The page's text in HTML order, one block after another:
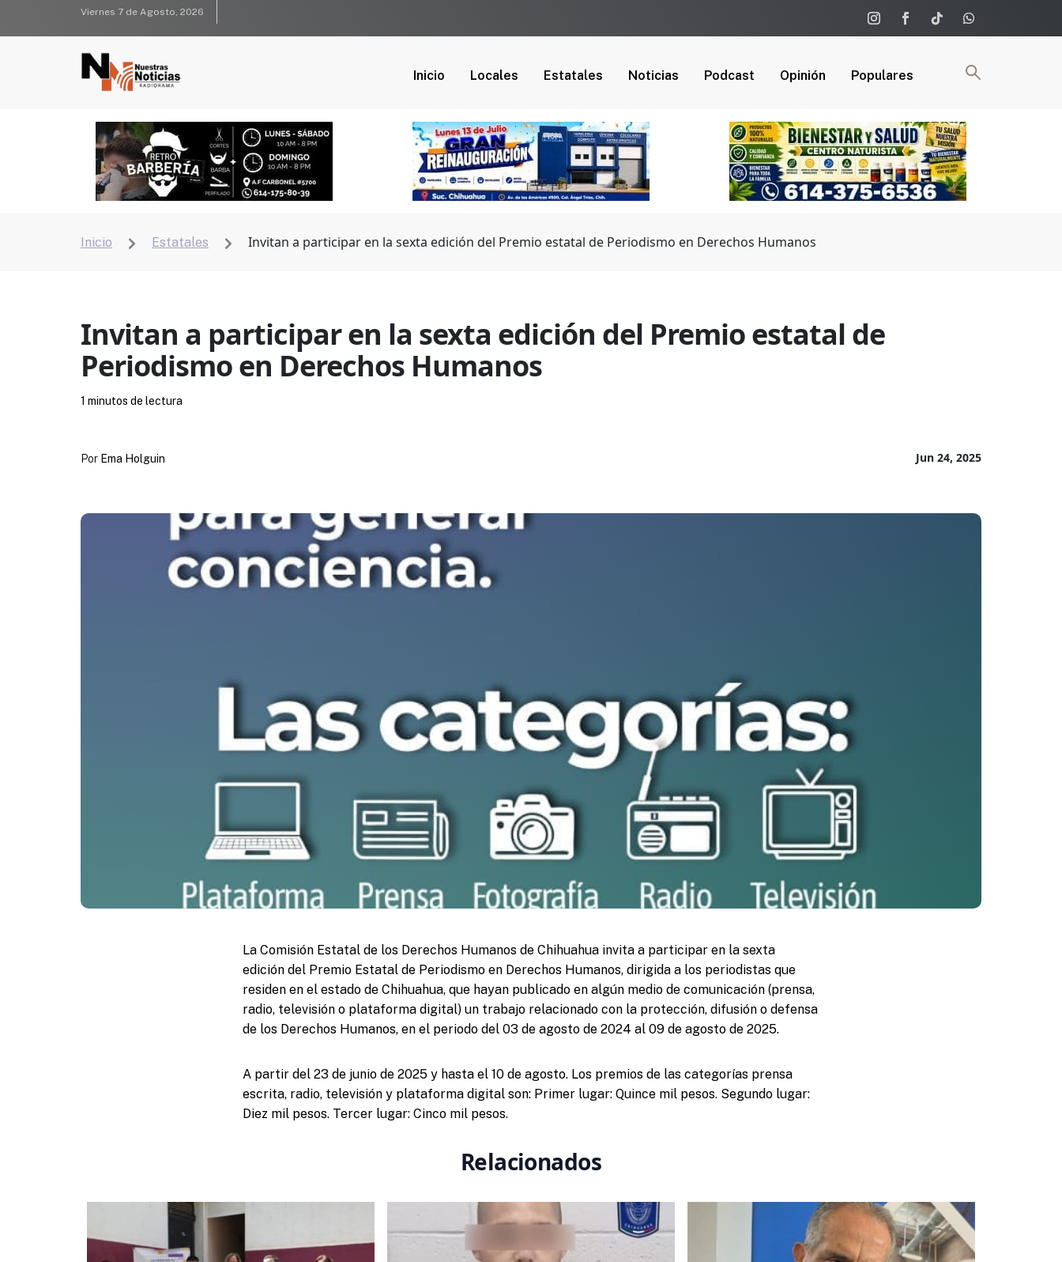
Viernes 7 de Agosto, 2026
Inicio Locales Estatales Noticias Podcast Opinión Populares
Inicio  Estatales  Invitan a participar en la sexta edición del Premio estatal de Periodismo en Derechos Humanos
Invitan a participar en la sexta edición del Premio estatal de
Periodismo en Derechos Humanos
Jun 24, 2025
Por Ema Holguin
1 minutos de lectura
La Comisión Estatal de los Derechos Humanos de Chihuahua invita a participar en la sexta
edición del Premio Estatal de Periodismo en Derechos Humanos, dirigida a los periodistas que
residen en el estado de Chihuahua, que hayan publicado en algún medio de comunicación (prensa,
radio, televisión o plataforma digital) un trabajo relacionado con la protección, difusión o defensa
de los Derechos Humanos, en el periodo del 03 de agosto de 2024 al 09 de agosto de 2025.
A partir del 23 de junio de 2025 y hasta el 10 de agosto. Los premios de las categorías prensa
escrita, radio, televisión y plataforma digital son: Primer lugar: Quince mil pesos. Segundo lugar:
Diez mil pesos. Tercer lugar: Cinco mil pesos.
Relacionados